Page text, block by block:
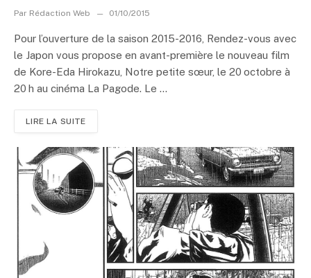
Par Rédaction Web 01/10/2015
Pour l’ouverture de la saison 2015-2016, Rendez-vous avec
le Japon vous propose en avant-première le nouveau film
de Kore-Eda Hirokazu, Notre petite sœur, le 20 octobre à
20 h au cinéma La Pagode. Le ...
LIRE LA SUITE